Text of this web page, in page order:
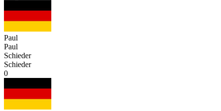
Paul
Paul
Schieder
Schieder
0